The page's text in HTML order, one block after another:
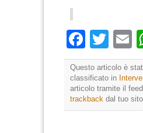
Questo articolo è
classificato in
articolo tramite il feed
trackback dal tuo sito.